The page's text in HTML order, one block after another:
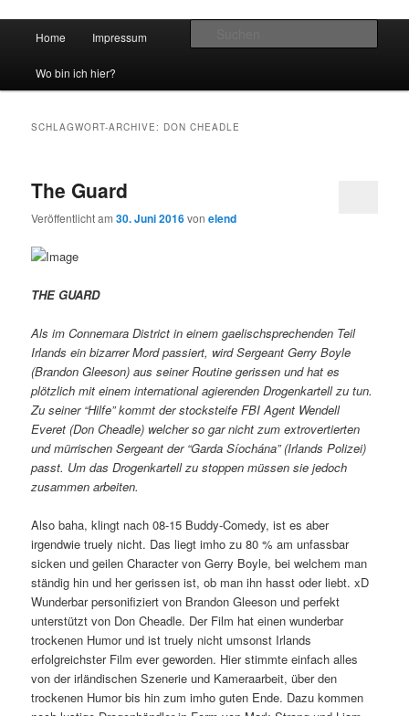
vidgames.de
Zum Inhalt wechseln
Zum sekundären Inhalt wechseln
Home Impressum
Wo bin ich hier?
SCHLAGWORT-ARCHIVE: DON CHEADLE
The Guard
Veröffentlicht am30. Juni 2016vonelend
THE GUARD
Als im Connemara District in einem gaelischsprechenden Teil
Irlands ein bizarrer Mord passiert, wird Sergeant Gerry Boyle
(Brandon Gleeson) aus seiner Routine gerissen und hat es
plötzlich mit einem international agierenden Drogenkartell zu tun.
Zu seiner “Hilfe” kommt der stocksteife FBI Agent Wendell
Everet (Don Cheadle) welcher so gar nicht zum extrovertierten
und mürrischen Sergeant der “Garda Síochána” (Irlands Polizei)
passt. Um das Drogenkartell zu stoppen müssen sie jedoch
zusammen arbeiten.
Also baha, klingt nach 08-15 Buddy-Comedy, ist es aber
irgendwie truely nicht. Das liegt imho zu 80 % am unfassbar
sicken und geilen Character von Gerry Boyle, bei welchem man
ständig hin und her gerissen ist, ob man ihn hasst oder liebt. xD
Wunderbar personifiziert von Brandon Gleeson und perfekt
unterstützt von Don Cheadle. Der Film hat einen wunderbar
trockenen Humor und ist truely nicht umsonst Irlands
erfolgreichster Film ever geworden. Hier stimmte einfach alles
von der irländischen Szenerie und Kameraarbeit, über den
trockenen Humor bis hin zum imho guten Ende. Dazu kommen